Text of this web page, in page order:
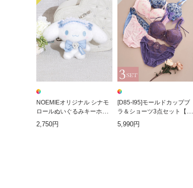
NOEMIEオリジナル シナモ
ロールぬいぐるみキーホル
ダー
2,750円
[D85-I95]モールドカップブ
ラ＆ショーツ3点セット【W
EB限定】
5,990円